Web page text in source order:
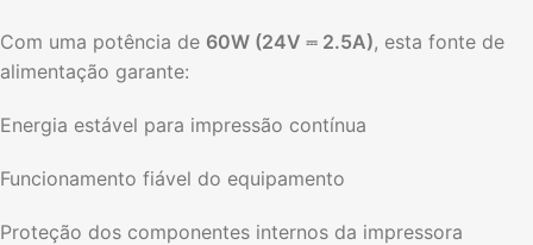
Com uma potência de 60W (24V ⎓ 2.5A), esta fonte de
alimentação garante:
Energia estável para impressão contínua
Funcionamento fiável do equipamento
Proteção dos componentes internos da impressora